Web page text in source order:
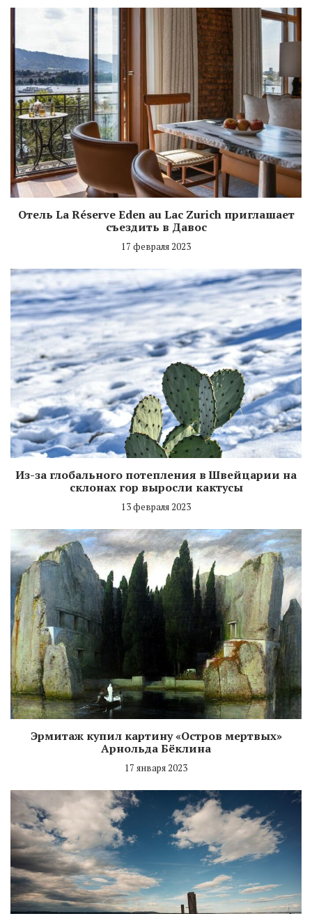
Отель La Réserve Eden au Lac Zurich приглашает
съездить в Давос
17 февраля 2023
Из-за глобального потепления в Швейцарии на
склонах гор выросли кактусы
13 февраля 2023
Эрмитаж купил картину «Остров мертвых»
Арнольда Бёклина
17 января 2023